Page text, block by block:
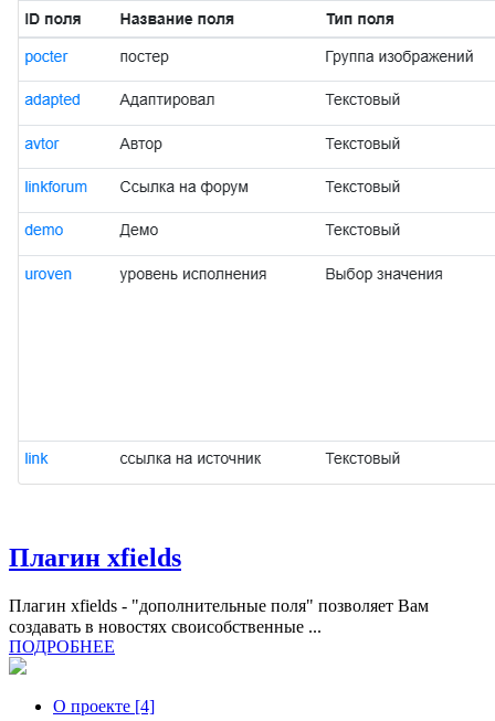
Плагин xfields
Плагин xfields - "дополнительные поля" позволяет Вам
создавать в новостях своисобственные ...
ПОДРОБНЕЕ
О проекте [4]